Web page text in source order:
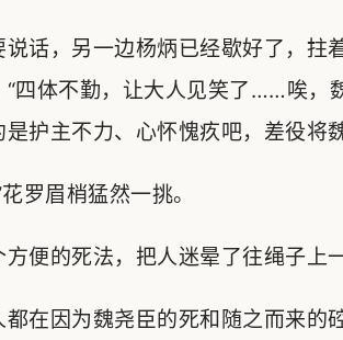
说话，另一边杨炳已经歇好了，拄
“四体不勤，让大人见笑了……唉，
是护主不力、心怀愧疚吧，差役将
罗眉梢猛然一挑。
方便的死法，把人迷晕了往绳子上
都在因为魏尧臣的死和随之而来的